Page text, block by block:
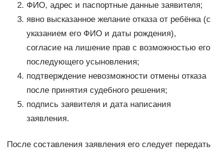
ФИО, адрес и паспортные данные заявителя;
явно высказанное желание отказа от ребёнка (с
указанием его ФИО и даты рождения),
согласие на лишение прав с возможностью его
последующего усыновления;
подтверждение невозможности отмены отказа
после принятия судебного решения;
подпись заявителя и дата написания
заявления.
После составления заявления его следует передать